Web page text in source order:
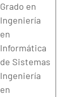
Grado en
Ingeniería
en
Informática
de Sistemas
Ingeniería
en